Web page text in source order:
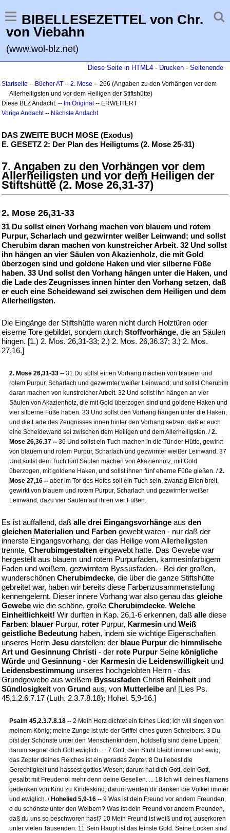
BIBELLESEZETTEL von Chr.
von Viebahn
(www.wol-blz.net)
Diese Seite in HTML4 - Drucken - Seitenende
Startseite -- Bücher AT -- 2. Mose -- 266 (Angaben zu den Vorhängen vor dem
Allerheiligsten und vor dem Heiligen der Stiftshütte)
Diese BLZ Andacht: -- Im Original -- ERWEITERT
Vorige Andacht-- Nächste Andacht
DAS ZWEITE BUCH MOSE (Exodus)
E. GESETZ 2: Der Plan des Heiligtums (2. Mose 25-31)
7. Angaben zu den Vorhängen vor dem
Allerheiligsten und vor dem Heiligen der
Stiftshütte (2. Mose 26,31-37)
2. Mose 26,31-33
31 Du sollst einen Vorhang machen von blauem und rotem
Purpur, Scharlach und gezwirnter weißer Leinwand; und sollst
Cherubim daran machen von kunstreicher Arbeit. 32 Und sollst
ihn hängen an vier Säulen von Akazienholz, die mit Gold
überzogen sind und goldene Haken und vier silberne Füße
haben. 33 Und sollst den Vorhang hängen unter die Haken, und
die Lade des Zeugnisses innen hinter den Vorhang setzen, daß
er euch eine Scheidewand sei zwischen dem Heiligen und dem
Allerheiligsten.
Die Eingänge der Stiftshütte waren nicht durch Holztüren oder
eiserne Tore gebildet, sondern durch Stoffvorhänge, die an Säulen
hingen. [1.) 2. Mos. 26,31-33; 2.) 2. Mos. 26,36.37; 3.) 2. Mos.
27,16.]
2. Mose 26,31-33 -- 31 Du sollst einen Vorhang machen von blauem und
rotem Purpur, Scharlach und gezwirnter weißer Leinwand; und sollst Cherubim
daran machen von kunstreicher Arbeit. 32 Und sollst ihn hängen an vier
Säulen von Akazienholz, die mit Gold überzogen sind und goldene Haken und
vier silberne Füße haben. 33 Und sollst den Vorhang hängen unter die Haken,
und die Lade des Zeugnisses innen hinter den Vorhang setzen, daß er euch
eine Scheidewand sei zwischen dem Heiligen und dem Allerheiligsten. /2.
Mose 26,36.37 -- 36 Und sollst ein Tuch machen in die Tür der Hütte, gewirkt
von blauem und rotem Purpur, Scharlach und gezwirnter weißer Leinwand. 37
Und sollst dem Tuch fünf Säulen machen von Akazienholz, mit Gold
überzogen, mit goldene Haken, und sollst ihnen fünf eherne Füße gießen. /2.
Mose 27,16 -- aber im Tor des Hofes soll ein Tuch sein, zwanzig Ellen breit,
gewirkt von blauem und rotem Purpur, Scharlach und gezwirnter weißer
Leinwand, dazu vier Säulen auf ihren vier Füßen.
Es ist auffallend, daß alle drei Eingangsvorhänge aus den
gleichen Materialien und Farben gewebt waren - nur daß der
innerste Eingangsvorhang, der das Heilige vom Allerheiligsten
trennte, Cherubimgestalten eingewebt hatte. Das Gewebe war
hergestellt aus blauem und rotem Purpurfaden, karmesinfarbigem
Faden und weißem, gezwirntem Byssusfaden. - Bei der großen,
wunderschönen Cherubimdecke, die über die ganze Stiftshütte
gebreitet war, haben wir bereits diese Farbenzusammenstellung
kennengelernt. Dieser innere Vorhang war also genau das gleiche
Gewebe wie die schöne, große Cherubimdecke. Welche
Einheitlichkeit! Wir durften in Kap. 26,1-6 erkennen, daß alle diese
Farben: blauer Purpur, roter Purpur, Karmesin und Weiß
geistliche Bedeutung haben, indem sie wichtige Eigenschaften
unseres Herrn Jesu darstellen: der blaue Purpur die himmlische
Art und Gesinnung Christi - der rote Purpur Seine königliche
Würde und Gesinnung - der Karmesin die Leidenswilligkeit und
Leidensbestimmung unseres hochgelobten Herrn - das
Grundgewebe aus weißem Byssusfaden Christi Reinheit und
Sündlosigkeit von Grund aus, von Mutterleibe an! [Lies Ps.
45,1.2.6.7.17 (Luth. 2.3.7.8.18); Hohel. 5,9-16.]
Psalm 45,2.3.7.8.18 -- 2 Mein Herz dichtet ein feines Lied; ich will singen von
meinem König; meine Zunge ist wie der Griffel eines guten Schreibers. 3 Du
bist der Schönste unter den Menschenkindern, holdselig sind deine Lippen;
darum segnet dich Gott ewiglich. ... 7 Gott, dein Stuhl bleibt immer und ewig;
das Zepter deines Reiches ist ein gerades Zepter. 8 Du liebest die
Gerechtigkeit und hassest gottlos Wesen; darum hat dich Gott, dein Gott,
gesalbt mit Freudenöl mehr denn deine Gesellen. ... 18 Ich will deines Namens
gedenken von Kind zu Kindeskind; darum werden dir danken die Völker immer
und ewiglich. / Hohelied 5,9-16 -- 9 Was ist dein Freund vor andern Freunden,
o du schönste unter den Weibern? Was ist dein Freund vor andern Freunden,
daß du uns so beschworen hast? 10 Mein Freund ist weiß und rot, auserkoren
unter vielen Tausenden. 11 Sein Haupt ist das feinste Gold. Seine Locken sind